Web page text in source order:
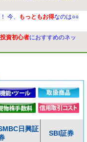
今、 もっともお得なのは○○
投資初心者におすすめのネッ
日興証
SBI証券